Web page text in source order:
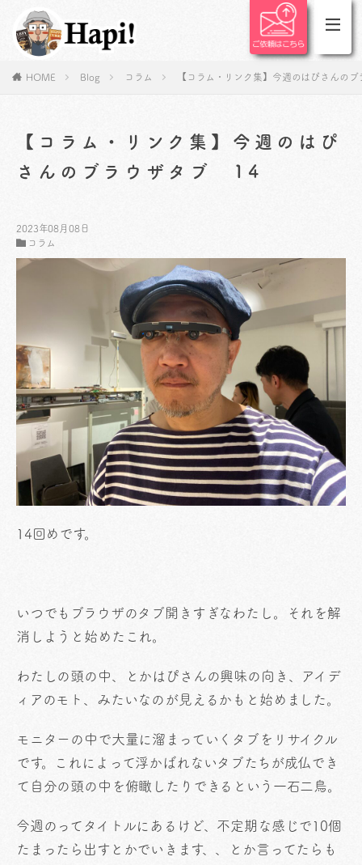
HOME Blog コラム 【コラム・リンク集】今週のはぴさんの
【コラム・リンク集】今週のはぴ
さんのブラウザタブ 14
2023年08月08日
コラム
14回めです。
いつでもブラウザのタブ開きすぎなわたし。それを解
消しようと始めたこれ。
わたしの頭の中、とかはぴさんの興味の向き、アイデ
ィアのモト、みたいなのが見えるかもと始めました。
モニターの中で大量に溜まっていくタブをリサイクル
です。これによって浮かばれないタブたちが成仏でき
て自分の頭の中を俯瞰したりできるという一石二鳥。
今週のってタイトルにあるけど、不定期な感じで10個
たまったら出すとかでいきます、、とか言ってたらも